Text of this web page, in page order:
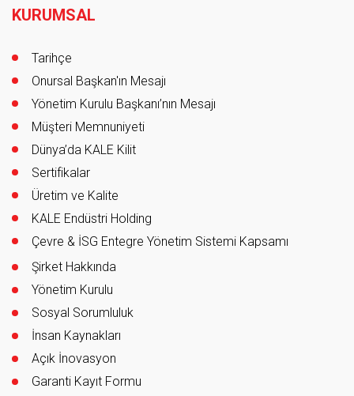
KURUMSAL
Tarihçe
Onursal Başkan'ın Mesajı
Yönetim Kurulu Başkanı’nın Mesajı
Müşteri Memnuniyeti
Dünya’da KALE Kilit
Sertifikalar
Üretim ve Kalite
KALE Endüstri Holding
Çevre & İSG Entegre Yönetim Sistemi Kapsamı
Şirket Hakkında
Yönetim Kurulu
Sosyal Sorumluluk
İnsan Kaynakları
Açık İnovasyon
Garanti Kayıt Formu